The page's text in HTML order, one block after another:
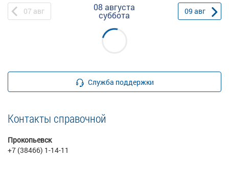
07 авг 08 августа
суббота 09 авг
Служба поддержки
Контакты справочной
Прокопьевск
+7 (38466) 1-14-11